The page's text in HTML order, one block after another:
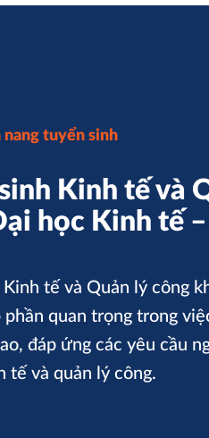
nang tuyển sinh
Kinh tế và
học Kinh tế
tế và Quản lý công
quan trọng trong
đáp ứng các yêu cầu
tế và quản lý công.